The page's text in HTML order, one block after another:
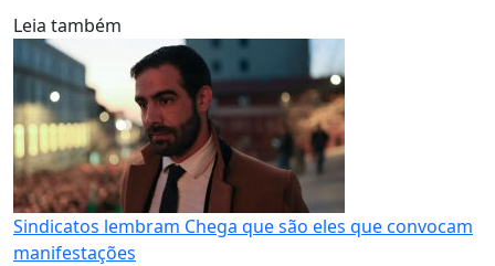
Leia também
Sindicatos lembram Chega que são eles que convocam
manifestações